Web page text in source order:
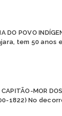
DO POVO
tem 50 anos
MOR
1822) No